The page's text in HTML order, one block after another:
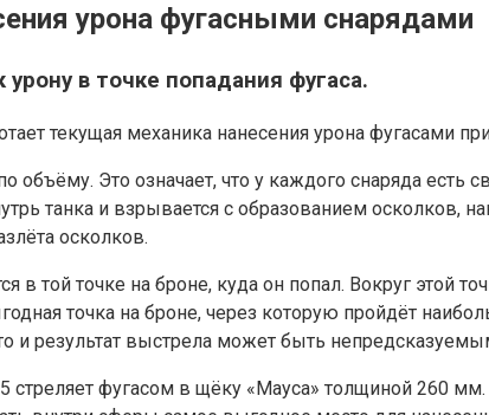
урона фугасными снарядами
в точке попадания фугаса.
текущая механика нанесения урона фугасами
объёму. Это означает, что у каждого снаряда есть
танка и взрывается с образованием осколков,
осколков.
в той точке на броне, куда он попал. Вокруг
точка на броне, через которую пройдёт
и результат выстрела может быть
фугасом в щёку «Мауса» толщиной 260